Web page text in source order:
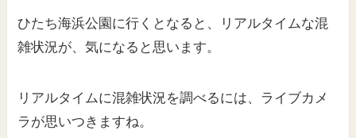
ひたち海浜公園に行くとなると、リアルタイムな混
雑状況が、気になると思います。
リアルタイムに混雑状況を調べるには、ライブカメ
ラが思いつきますね。